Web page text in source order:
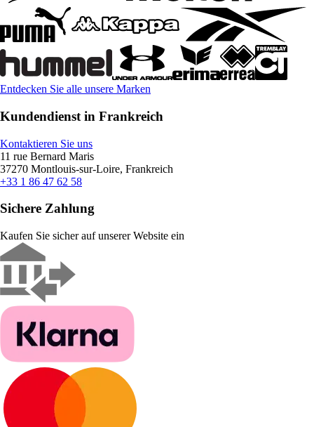
Entdecken Sie alle unsere Marken
Kundendienst in Frankreich
Kontaktieren Sie uns
11 rue Bernard Maris
37270 Montlouis-sur-Loire, Frankreich
+33 1 86 47 62 58
Sichere Zahlung
Kaufen Sie sicher auf unserer Website ein